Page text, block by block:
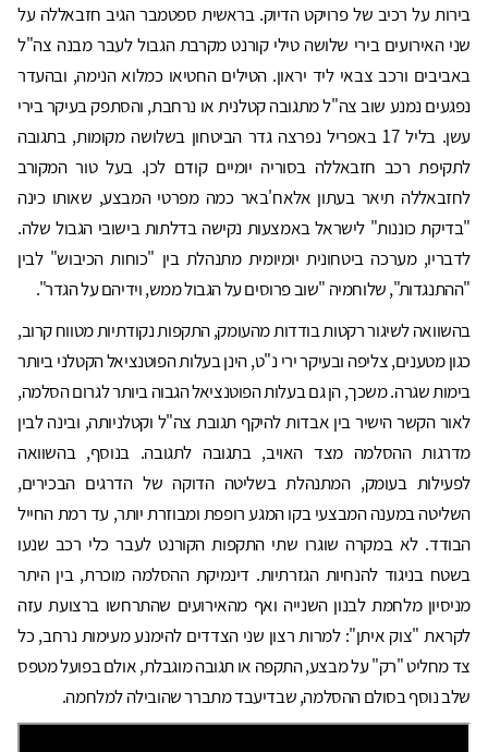
בירות על רכיב של פרויקט הדיוק. בראשית ספטמבר הגיב חזבאללה על
שני האירועים בירי שלושה טילי קורנט מקרבת הגבול לעבר מבנה צה"ל
באביבים ורכב צבאי ליד יראון. הטילים החטיאו כמלוא הנימה, ובהעדר
נפגעים נמנע שוב צה"ל מתגובה קטלנית או נרחבת, והסתפק בעיקר בירי
עשן. בליל 17 באפריל נפרצה גדר הביטחון בשלושה מקומות, בתגובה
לתקיפת רכב חזבאללה בסוריה יומיים קודם לכן. בעל טור המקורב
לחזבאללה תיאר בעתון אלאח'באר כמה מפרטי המבצע, שאותו כינה
"בדיקת כוננות" לישראל באמצעות נקישה בדלתות בישובי הגבול שלה.
לדבריו, מערכה ביטחונית יומיומית מתנהלת בין "כוחות הכיבוש" לבין
"ההתנגדות", שלוחמיה "שוב פרוסים על הגבול ממש, וידיהם על הגדר".
בהשוואה לשיגור רקטות בודדות מהעומק, התקפות נקודתיות מטווח קרוב,
כגון מטענים, צליפה ובעיקר ירי נ"ט, הינן בעלות הפוטנציאל הקטלני ביותר
בימות שגרה. משכך, הן גם בעלות הפוטנציאל הגבוה ביותר לגרום הסלמה,
לאור הקשר הישיר בין אבדות להיקף תגובת צה"ל וקטלניותה, ובינה לבין
מדרגות ההסלמה מצד האויב, בתגובה לתגובה. בנוסף, בהשוואה
לפעילות בעומק, המתנהלת בשליטה הדוקה של הדרגים הבכירים,
השליטה במענה המבצעי בקו המגע רופפת ומבוזרת יותר, עד רמת החייל
הבודד. לא במקרה שוגרו שתי התקפות הקורנט לעבר כלי רכב שנעו
בשטח בניגוד להנחיות הגזרתיות. דינמיקת ההסלמה מוכרת, בין היתר
מניסיון מלחמת לבנון השנייה ואף מהאירועים שהתרחשו ברצועת עזה
לקראת "צוק איתן": למרות רצון שני הצדדים להימנע מעימות נרחב, כל
צד מחליט "רק" על מבצע, התקפה או תגובה מוגבלת, אולם בפועל מטפס
שלב נוסף בסולם ההסלמה, שבדיעבד מתברר שהובילה למלחמה.